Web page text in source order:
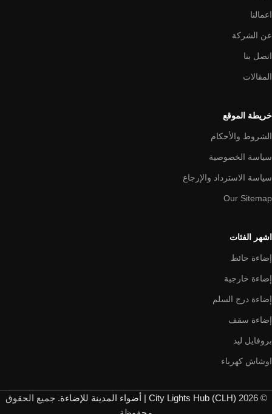
اعمالنا
عن الشركة
اتصل بنا
المقالات
خريطة الموقع
الشروط والأحكام
سياسة الخصوصية
سياسة الاسترداد والإرجاع
Our Sitemap
اشهر الفئات
إضاءة حائط
إضاءة خارجية
إضاءة درج السلم
إضاءة سقف
بروفايل ليد
اوشاش كهرباء
© 2026 City Lights Hub (CLH) | أضواء المدينة للإضاءة
. جميع الحقوق